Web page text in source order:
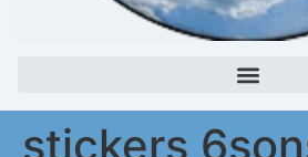
stickers